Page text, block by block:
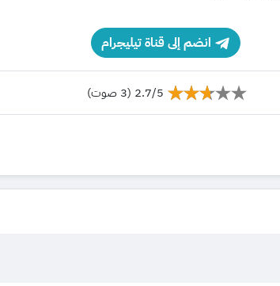
انضم إلى قناة تيليجرام
2.7/5 (3 صوت)